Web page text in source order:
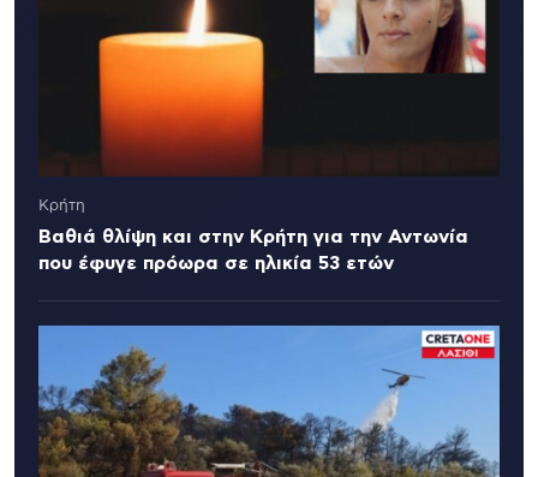
Κρήτη
Βαθιά θλίψη και στην Κρήτη για την Αντωνία
που έφυγε πρόωρα σε ηλικία 53 ετών